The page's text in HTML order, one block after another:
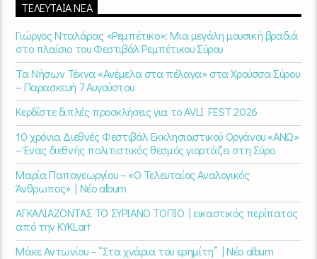
ΤΕΛΕΥΤΑΊΑ ΝΈΑ
Γιώργος Νταλάρας «Ρεμπέτικο»: Μια μεγάλη μουσική βραδιά
στο πλαίσιο του Φεστιβάλ Ρεμπέτικου Σύρου
Τα Νήσων Τέκνα «Ανέμελα στα πέλαγα» στα Χρούσσα Σύρου
– Παρασκευή 7 Αυγούστου
Κερδίστε διπλές προσκλήσεις για το AVLI FEST 2026
10 χρόνια Διεθνές Φεστιβάλ Εκκλησιαστικού Οργάνου «ΑΝΩ»
– Ένας διεθνής πολιτιστικός θεσμός γιορτάζει στη Σύρο​
Μαρία Παπαγεωργίου – «Ο Τελευταίος Αναλογικός
Άνθρωπος» | Νέο album
ΑΓΚΑΛΙΑΖΟΝΤΑΣ ΤΟ ΣΥΡΙΑΝΟ ΤΟΠΙΟ | εικαστικός περίπατος
από την KYKLart
Μάκε Αντωνίου – “Στα χνάρια του ερημίτη” | Νέο album